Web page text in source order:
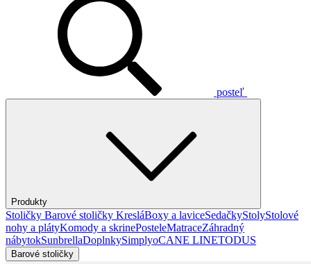
posteľ
Produkty
Stoličky Barové stoličky KresláBoxy a laviceSedačkyStolyStolové
nohy a plátyKomody a skrinePosteleMatraceZáhradný
nábytokSunbrellaDoplnkySimplyoCANE LINETODUS
Barové stoličky